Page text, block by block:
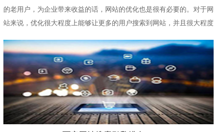
的老用户，为企业带来收益的话，网站的优化也是很有必要的。对于网
站来说，优化很大程度上能够让更多的用户搜索到网站，并且很大程度